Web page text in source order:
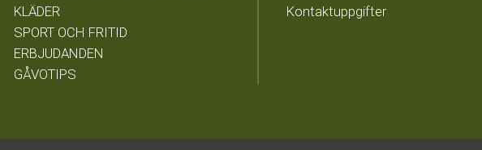
KLÄDER
SPORT OCH FRITID
ERBJUDANDEN
GÅVOTIPS
Kontaktuppgifter